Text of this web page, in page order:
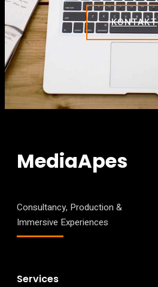
KONTAKT
MediaApes
Consultancy, Production &
Immersive Experiences
Services